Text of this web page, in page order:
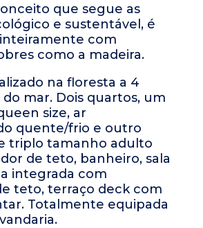
que segue as
e sustentável, é
com
como a madeira.
na floresta a 4
mar. Dois quartos, um
size, ar
quente/frio e outro
triplo tamanho adulto
de teto, banheiro, sala
integrada com
teto, terraço deck com
Totalmente equipada